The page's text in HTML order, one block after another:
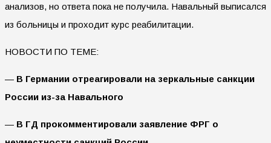
анализов, но ответа пока не получила. Навальный выписался
из больницы и проходит курс реабилитации.
НОВОСТИ ПО ТЕМЕ:
— В Германии отреагировали на зеркальные санкции
России из-за Навального
— В ГД прокомментировали заявление ФРГ о